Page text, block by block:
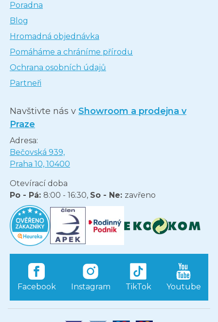
Poradna
Blog
Hromadná objednávka
Pomáháme a chráníme přírodu
Ochrana osobních údajů
Partneři
Navštivte nás v Showroom a prodejna v
Praze
Adresa:
Bečovská 939,
Praha 10, 10400
Otevírací doba
Po - Pá: 8:00 - 16:30, So - Ne: zavřeno
Facebook Instagram TikTok Youtube